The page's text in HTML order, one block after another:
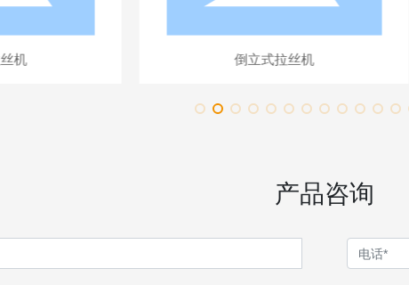
倒立式拉丝机
产品咨询